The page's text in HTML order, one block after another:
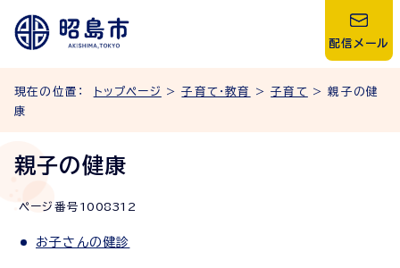
配信メール
現在の位置： トップページ >子育て・教育 >子育て > 親子の健
康
親子の健康
ページ番号 1008312
お子さんの健診